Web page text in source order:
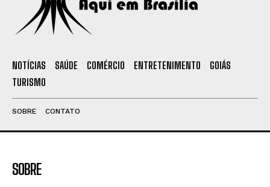
NOTÍCIAS SAÚDE COMÉRCIO ENTRETENIMENTO
GOIÁS
TURISMO
SOBRE CONTATO
SOBRE